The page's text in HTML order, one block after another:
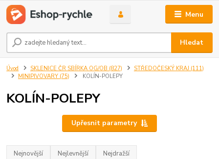
Menu
Hledat
Úvod SKLENICE ČR SBÍRKA OG/OB (827)
STŘEDOČESKÝ KRAJ (111)
MINIPIVOVARY (75)
KOLÍN-POLEPY
KOLÍN-POLEPY
Upřesnit parametry
Nejnovější Nejlevnější Nejdražší